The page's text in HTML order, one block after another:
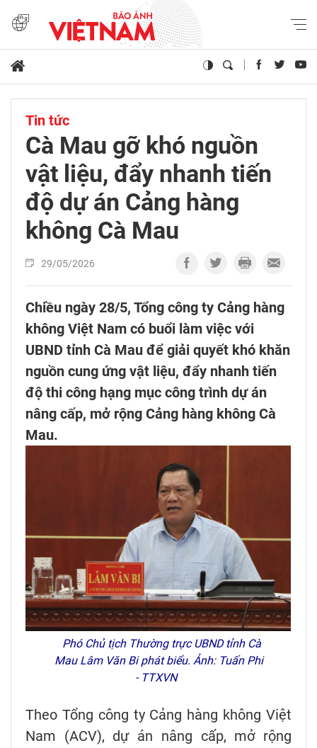
Tin tức
Cà Mau gỡ khó nguồn
vật liệu, đẩy nhanh tiến
độ dự án Cảng hàng
không Cà Mau
29/05/2026
Chiều ngày 28/5, Tổng công ty Cảng hàng
không Việt Nam có buổi làm việc với
UBND tỉnh Cà Mau để giải quyết khó khăn
nguồn cung ứng vật liệu, đẩy nhanh tiến
độ thi công hạng mục công trình dự án
nâng cấp, mở rộng Cảng hàng không Cà
Mau.
Phó Chủ tịch Thường trực UBND tỉnh Cà
Mau Lâm Văn Bi phát biểu. Ảnh: Tuấn Phi
- TTXVN
Theo Tổng công ty Cảng hàng không Việt
Nam (ACV), dự án nâng cấp, mở rộng